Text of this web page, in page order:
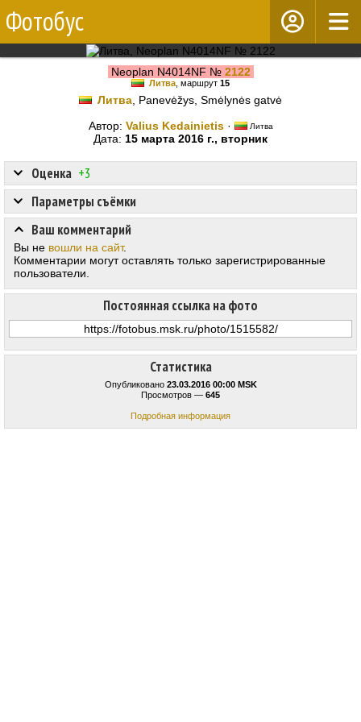
Фотобус
Neoplan N4014NF № 2122
Литва , маршрут 15
Литва , Panevėžys, Smėlynės gatvė
Автор: Valius Kedainietis· Литва
Дата: 15 марта 2016 г., вторник
Статистика
Опубликовано 23.03.2016 00:00 MSK
Просмотров — 645
Подробная информация
Оценка +3
Постоянная ссылка на фото
Параметры съёмки
Ваш комментарий
Вы не вошли на сайт.
Комментарии могут оставлять только зарегистрированные
пользователи.